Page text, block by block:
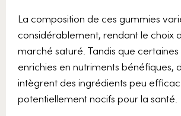
La composition de ces gummies
considérablement, rendant le choix
marché saturé. Tandis que
enrichies en nutriments bénéfiques,
intègrent des ingrédients peu
potentiellement nocifs pour la santé.